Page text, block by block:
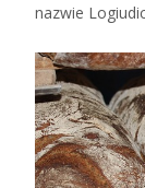
nazwie